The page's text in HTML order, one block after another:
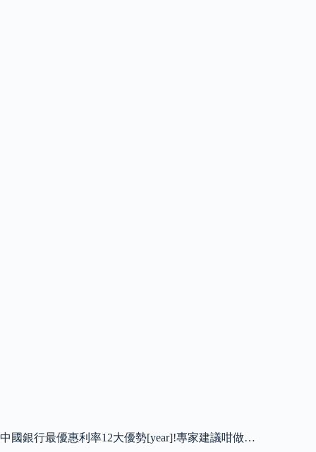
中國銀行最優惠利率12大優勢[year]!專家建議咁做…